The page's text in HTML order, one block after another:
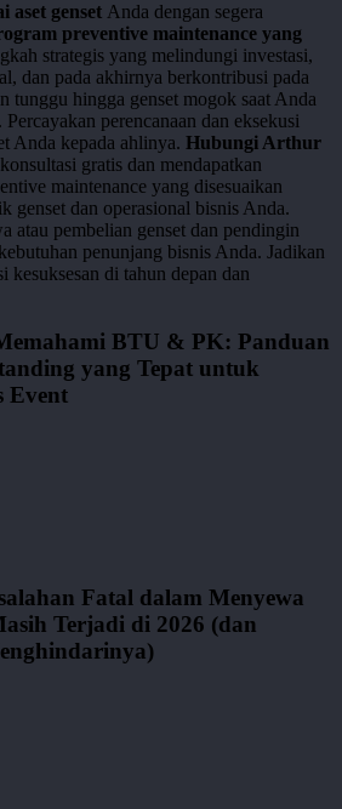
aset genset Anda dengan segera
preventive maintenance yang
strategis yang melindungi investasi,
dan pada akhirnya berkontribusi pada
tunggu hingga genset mogok saat Anda
perencanaan dan eksekusi
Anda kepada ahlinya. Hubungi Arthur
gratis dan mendapatkan
maintenance yang disesuaikan
genset dan operasional bisnis Anda.
atau pembelian genset dan pendingin
penunjang bisnis Anda. Jadikan
kesuksesan di tahun depan dan
BTU & PK: Panduan
yang Tepat untuk
Event
Fatal dalam Menyewa
Terjadi di 2026 (dan